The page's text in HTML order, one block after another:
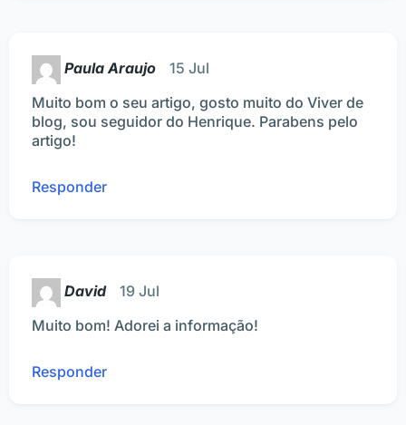
Paula Araujo
15 Jul
Muito bom o seu artigo, gosto muito do Viver de
blog, sou seguidor do Henrique. Parabens pelo
artigo!
Responder
David
19 Jul
Muito bom! Adorei a informação!
Responder